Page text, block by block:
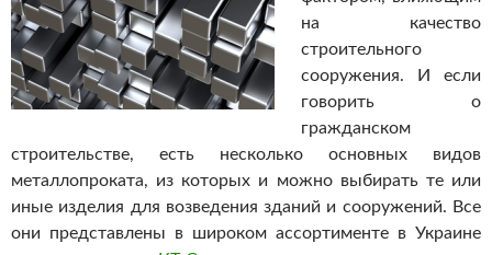
на качество
строительного
сооружения. И если
говорить о
гражданском
строительстве, есть несколько основных видов
металлопроката, из которых и можно выбирать те или
иные изделия для возведения зданий и сооружений. Все
они представлены в широком ассортименте в Украине